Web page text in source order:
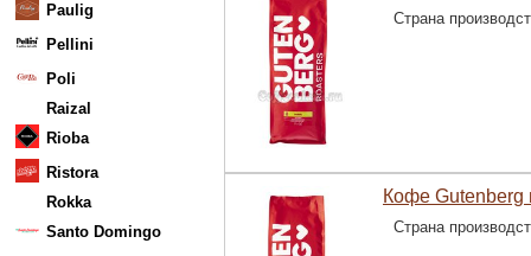
Paulig
Pellini
Poli
Raizal
Rioba
Ristora
Rokka
Santo Domingo
Страна
Кофе Gutenberg
Страна